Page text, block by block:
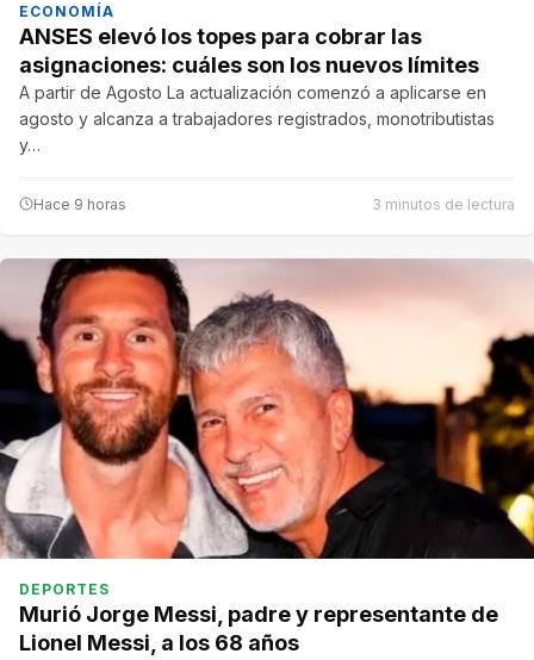
ECONOMÍA
ANSES elevó los topes para cobrar las
asignaciones: cuáles son los nuevos límites
A partir de Agosto La actualización comenzó a aplicarse en
agosto y alcanza a trabajadores registrados, monotributistas
y…
Hace 9 horas 3 minutos de lectura
DEPORTES
Murió Jorge Messi, padre y representante de
Lionel Messi, a los 68 años